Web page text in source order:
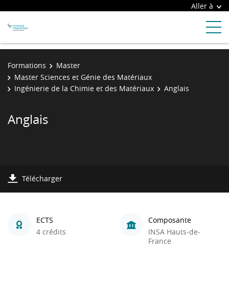
Aller à
Formations
Master
Master Sciences et Génie des Matériaux
Ingénierie de la Chimie et des Matériaux
Anglais
Anglais
Télécharger
ECTS
4 crédits
Composante
INSA Hauts-de-
France